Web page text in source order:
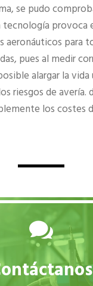
se pudo
provoca
aeronáuticos para
pues al medir
alargar la
riesgos de avería.
los costes